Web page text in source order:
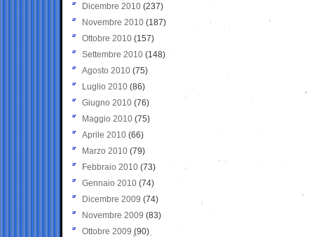
Dicembre 2010 (237)
Novembre 2010 (187)
Ottobre 2010 (157)
Settembre 2010 (148)
Agosto 2010 (75)
Luglio 2010 (86)
Giugno 2010 (76)
Maggio 2010 (75)
Aprile 2010 (66)
Marzo 2010 (79)
Febbraio 2010 (73)
Gennaio 2010 (74)
Dicembre 2009 (74)
Novembre 2009 (83)
Ottobre 2009 (90)